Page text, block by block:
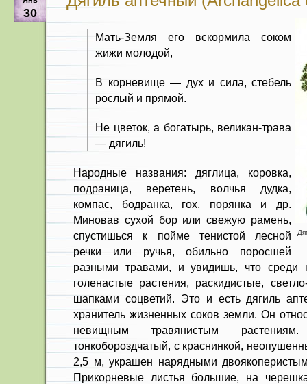
30
Мать-Земля его вскормила соком
жижи молодой,
В корневище — дух и сила, стебель
рослый и прямой.
Не цветок, а богатырь, великан-трава
— дягиль!
Народные названия: дяглица, коровка,
подраница, веретень, волчья дудка,
компас, бодранка, гох, порянка и др.
Миновав сухой бор или свежую рамень,
спустишься к пойме тенистой лесной
речки или ручья, обильно по­росшей
разными травами, и увидишь, что среди
голенастые растения, раскидистые,
шапками соцветий. Это и есть дягиль
хранитель жизненных соков земли. Он
невищным травянистым
тонкобороздчатый, с краснинкой,
2,5 м, украшен нарядными
Прикорневые листья большие, на